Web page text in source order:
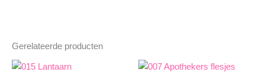
Gerelateerde producten